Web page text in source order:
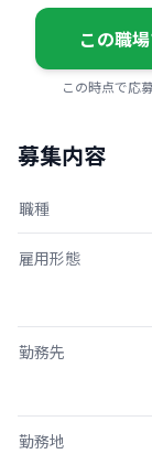
この職
この時点で応
募集内容
職種
雇用形態
勤務先
勤務地